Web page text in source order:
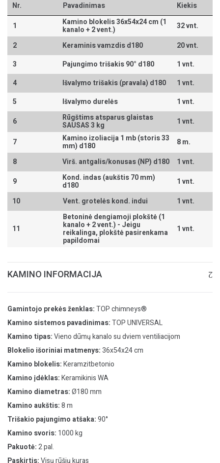
Nr. Pavadinimas
Kiekis
1
Kamino blokelis 36x54x24 cm (1
kanalo + 2 vent.)
32 vnt.
2
Keraminis vamzdis d180
20 vnt.
3
Pajungimo trišakis 90° d180
1 vnt.
4
Išvalymo trišakis (pravala) d180
1 vnt.
5
Išvalymo durelės
1 vnt.
6
Rūgštims atsparus glaistas
SAUSAS 3 kg
1 vnt.
7
Kamino izoliacija 1 mb (storis 33
mm) d180
8 m.
8
Virš. antgalis/konusas (NP) d180
1 vnt.
9
Kond. indas (aukštis 70 mm)
d180
1 vnt.
10
Vent. grotelės kond. indui 1 vnt.
11
Betoninė dengiamoji plokštė (1
kanalo + 2 vent.) - Jeigu
reikalinga, plokštė pasirenkama
papildomai
1 vnt.
KAMINO INFORMACIJA
Gamintojo prekės ženklas:TOP chimneys®
Kamino sistemos pavadinimas:TOP UNIVERSAL
Kamino tipas:Vieno dūmų kanalo su dviem ventiliacijom
Blokelio išoriniai matmenys:36x54x24 cm
Kamino blokelis:Keramzitbetonio
Kamino įdėklas:Keramikinis WA
Kamino diametras:Ø180 mm
Kamino aukštis:8 m
Trišakio pajungimo atšaka:90°
Kamino svoris: 1000 kg
Pakuotė:2 pal.
Paskirtis:Visų rūšių kuras